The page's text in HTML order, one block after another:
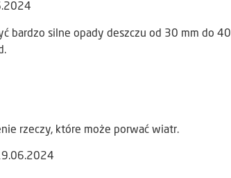
bardzo silne opady deszczu od 30 mm do 40
rzeczy, które może porwać wiatr.